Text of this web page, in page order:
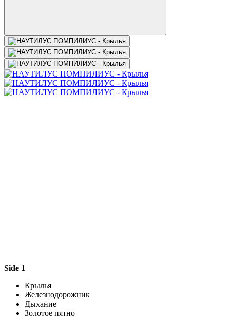
Side 1
Крылья
Железнодорожник
Дыхание
Золотое пятно